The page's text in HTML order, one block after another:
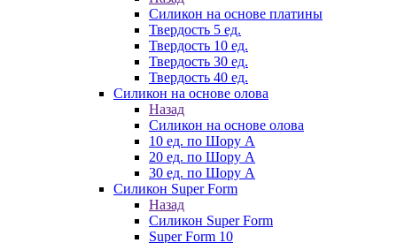
Силикон на основе платины
Твердость 5 ед.
Твердость 10 ед.
Твердость 30 ед.
Твердость 40 ед.
Силикон на основе олова
Назад
Силикон на основе олова
10 ед. по Шору А
20 ед. по Шору А
30 ед. по Шору А
Силикон Super Form
Назад
Силикон Super Form
Super Form 10